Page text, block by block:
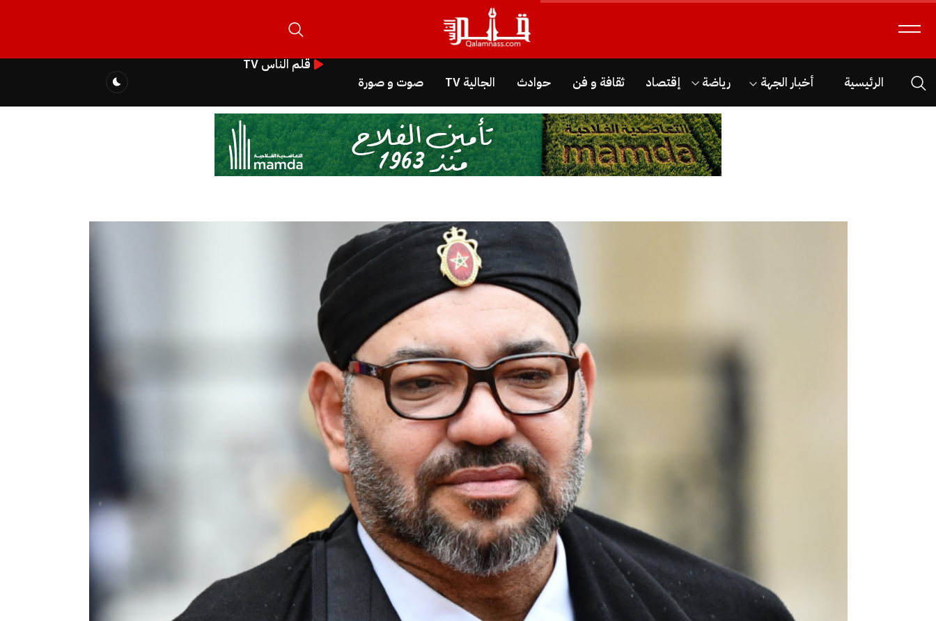
الرئيسية أخبار الجهة رياضة إقتصاد ثقافة و فن حوادث الجالية TV صوت و صورة
قلم الناس TV